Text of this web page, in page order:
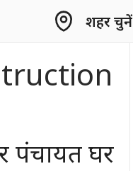
शहर चुनें
पंचायत घर